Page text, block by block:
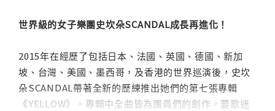
世界級的女子樂團史坎朵SCANDAL成長再進化！
2015年在經歷了包括日本、法國、英國、德國、新加
坡、台灣、美國、墨西哥，及香港的世界巡演後，史坎
朵SCANDAL帶著全新的歷練推出她們的第七張專輯
《YELLOW》。專輯中全曲皆為團員們的創作，要歌迷